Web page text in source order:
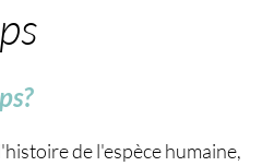
de l'espèce humaine,